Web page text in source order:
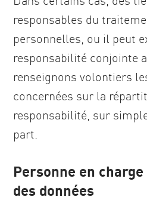
responsables du
personnelles, ou il peut
responsabilité conjointe
renseignons volontiers
concernées sur la
responsabilité, sur
part.
Personne en
des données